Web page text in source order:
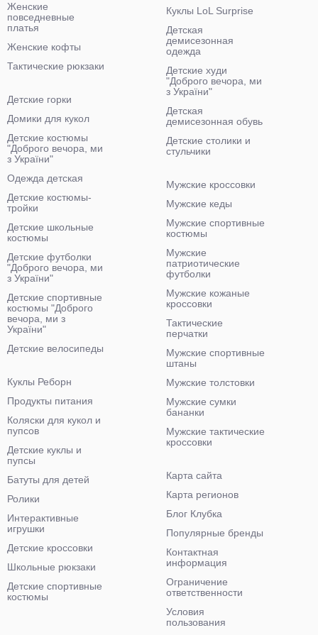
Женские
повседневные
платья
Женские кофты
Тактические рюкзаки
Куклы LoL Surprise
Детская
демисезонная
одежда
Детские худи
"Доброго вечора, ми
з України"
Детская
демисезонная обувь
Детские столики и
стульчики
Детские горки
Домики для кукол
Детские костюмы
"Доброго вечора, ми
з України"
Одежда детская
Детские костюмы-
тройки
Детские школьные
костюмы
Детские футболки
"Доброго вечора, ми
з України"
Детские спортивные
костюмы "Доброго
вечора, ми з
України"
Детские велосипеды
Мужские кроссовки
Мужские кеды
Мужские спортивные
костюмы
Мужские
патриотические
футболки
Мужские кожаные
кроссовки
Тактические
перчатки
Мужские спортивные
штаны
Мужские толстовки
Мужские сумки
бананки
Мужские тактические
кроссовки
Куклы Реборн
Продукты питания
Коляски для кукол и
пупсов
Детские куклы и
пупсы
Батуты для детей
Ролики
Интерактивные
игрушки
Детские кроссовки
Школьные рюкзаки
Детские спортивные
костюмы
Карта сайта
Карта регионов
Блог Клубка
Популярные бренды
Контактная
информация
Ограничение
ответственности
Условия
пользования